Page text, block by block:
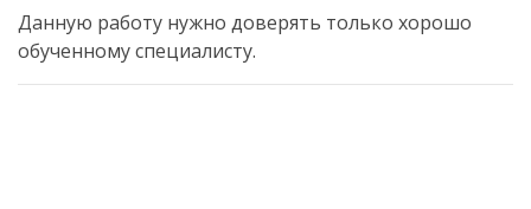
Данную работу нужно доверять только хорошо
обученному специалисту.